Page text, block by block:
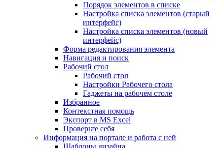
Порядок элементов в списке
Настройка списка элементов (старый
интерфейс)
Настройка списка элементов (новый
интерфейс)
Форма редактирования элемента
Навигация и поиск
Рабочий стол
Рабочий стол
Настройки Рабочего стола
Гаджеты на рабочем столе
Избранное
Контекстная помощь
Экспорт в MS Excel
Проверьте себя
Информация на портале и работа с ней
Шаблоны дизайна